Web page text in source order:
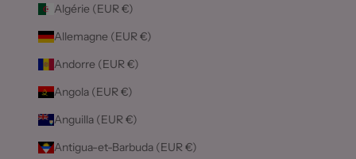
Algérie (EUR €)
Allemagne (EUR €)
Andorre (EUR €)
Angola (EUR €)
Anguilla (EUR €)
Antigua-et-Barbuda (EUR €)